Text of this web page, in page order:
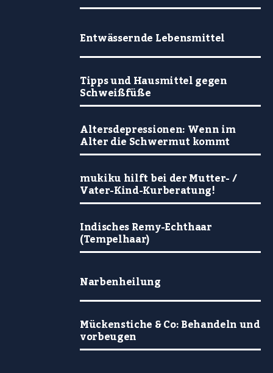
Entwässernde Lebensmittel
Tipps und Hausmittel gegen
Schweißfüße
Altersdepressionen: Wenn im
Alter die Schwermut kommt
mukiku hilft bei der Mutter- /
Vater-Kind-Kurberatung!
Indisches Remy-Echthaar
(Tempelhaar)
Narbenheilung
Mückenstiche & Co: Behandeln und
vorbeugen